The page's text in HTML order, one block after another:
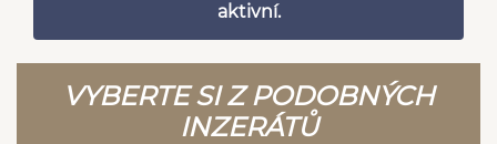
aktivní.
VYBERTE SI Z PODOBNÝCH
INZERÁTŮ